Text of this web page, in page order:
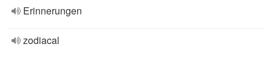
Erinnerungen
zodiacal